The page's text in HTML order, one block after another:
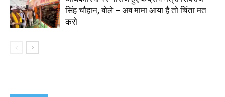
सिंह चौहान, बोले – अब मामा आया है तो चिंता मत
करो